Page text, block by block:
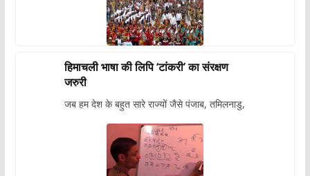
हिमाचली भाषा की लिपि ‘टांकरी’ का संरक्षण
जरुरी
जब हम देश के बहुत सारे राज्यों जैसे पंजाब, तमिलनाडु,